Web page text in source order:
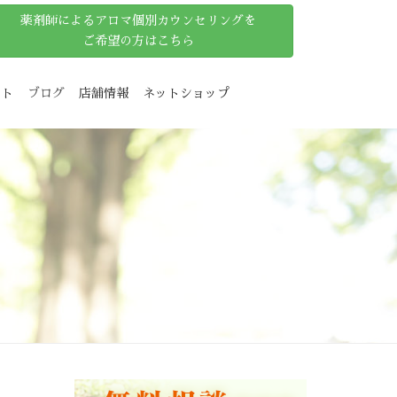
薬剤師によるアロマ個別カウンセリングを
ご希望の方はこちら
ブログ 店舗情報 ネットショップ